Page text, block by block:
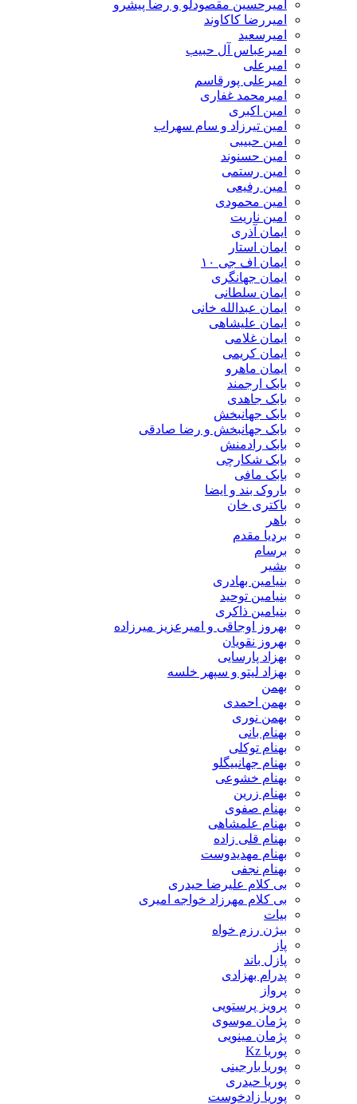
امیرحسین مقصودلو و رضا پیشرو
امیررضا کاکاوند
امیرسعید
امیرعباس آل حبیب
امیرعلی
امیرعلی پورقاسم
امیرمحمد غفاری
امین اکبری
امین تیرزاد و سام سهراب
امین حبیبی
امین حسنوند
امین رستمی
امین رفیعی
امین محمودی
امین ناریت
ایمان آذری
ایمان استار
ایمان اف جی ۱۰
ایمان جهانگری
ایمان سلطانی
ایمان عبدالله خانی
ایمان علیشاهی
ایمان غلامی
ایمان کریمی
ایمان ماهرو
بابک ارجمند
بابک جاهدی
بابک جهانبخش
بابک جهانبخش و رضا صادقی
بابک رادمنش
بابک شکارچی
بابک مافی
باروک بند و ایضا
باکتری خان
باهر
بردیا مقدم
برسام
بشیر
بنیامین بهادری
بنیامین توحید
بنیامین ذاکری
بهروز اوجاقی و امیرعزیز میرزاده
بهروز نقویان
بهزاد پارسایی
بهزاد لیتو و سپهر خلسه
بهمن
بهمن احمدی
بهمن نوری
بهنام بانی
بهنام توکلی
بهنام جهانبیگلو
بهنام خشوعی
بهنام زرین
بهنام صفوی
بهنام علمشاهی
بهنام قلی زاده
بهنام مهدیدوست
بهنام نجفی
بی کلام علیرضا حیدری
بی کلام مهرزاد خواجه امیری
بیات
بیژن رزم خواه
پاز
پازل باند
پدرام بهزادی
پرواز
پرویز پرستویی
پژمان موسوی
پژمان مینویی
پوریا Kz
پوریا بارجینی
پوریا حیدری
پوریا زادخوست